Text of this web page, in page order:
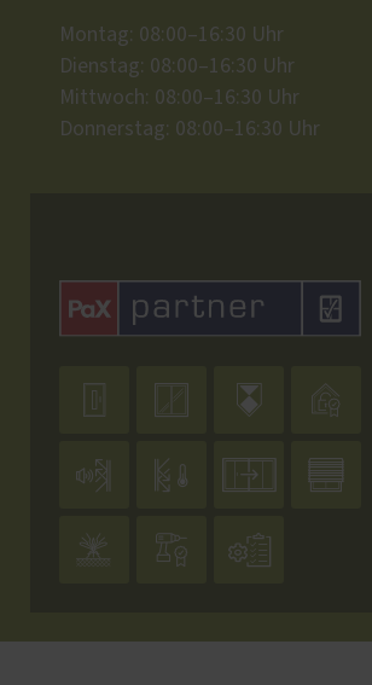
Montag: 08:00–16:30 Uhr
Dienstag: 08:00–16:30 Uhr
Mittwoch: 08:00–16:30 Uhr
Donnerstag: 08:00–16:30 Uhr
  
   
  